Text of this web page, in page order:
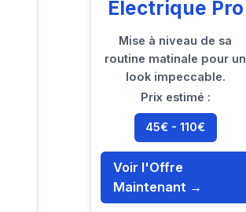
Électrique Pro
Mise à niveau de sa
routine matinale pour un
look impeccable.
Prix estimé :
45€ - 110€
Voir l'Offre
Maintenant →